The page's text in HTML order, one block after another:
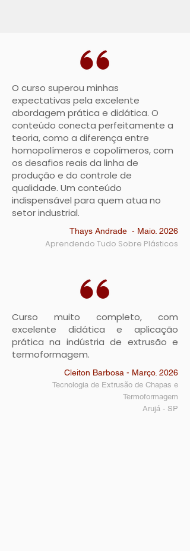
O curso superou minhas
expectativas pela excelente
abordagem prática e didática. O
conteúdo conecta perfeitamente a
teoria, como a diferença entre
homopolímeros e copolímeros, com
os desafios reais da linha de
produção e do controle de
qualidade. Um conteúdo
indispensável para quem atua no
setor industrial.
Thays Andrade - Maio. 2026
Aprendendo Tudo Sobre Plásticos
Curso muito completo, com
excelente didática e aplicação
prática na indústria de extrusão e
termoformagem.
Cleiton Barbosa - Março. 2026
Tecnologia de Extrusão de Chapas e
Termoformagem
Arujá - SP